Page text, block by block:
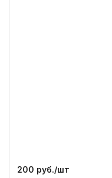
200 руб./шт